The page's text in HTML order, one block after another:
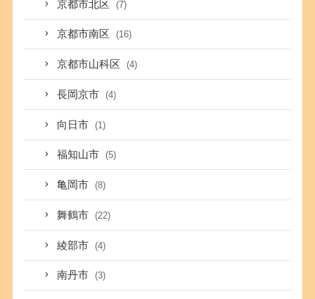
京都市北区 (7)
京都市南区 (16)
京都市山科区 (4)
長岡京市 (4)
向日市 (1)
福知山市 (5)
亀岡市 (8)
舞鶴市 (22)
綾部市 (4)
南丹市 (3)